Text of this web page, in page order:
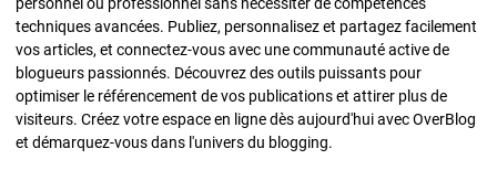
techniques avancées. Publiez, personnalisez et partagez facilement
vos articles, et connectez-vous avec une communauté active de
blogueurs passionnés. Découvrez des outils puissants pour
optimiser le référencement de vos publications et attirer plus de
visiteurs. Créez votre espace en ligne dès aujourd'hui avec OverBlog
et démarquez-vous dans l'univers du blogging.